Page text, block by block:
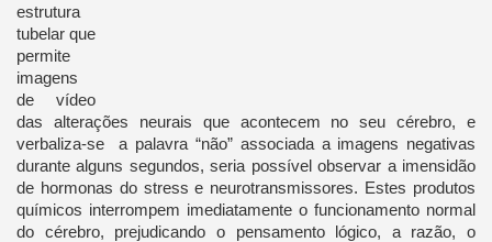
estrutura
tubelar que
permite
imagens
de vídeo
das alterações neurais que acontecem no seu cérebro, e
verbaliza-se a palavra “não” associada a imagens negativas
durante alguns segundos, seria possível observar a imensidão
de hormonas do stress e neurotransmissores. Estes produtos
químicos interrompem imediatamente o funcionamento normal
do cérebro, prejudicando o pensamento lógico, a razão, o